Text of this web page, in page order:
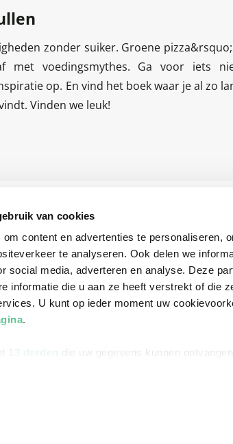
van cookies
content en advertenties te personaliseren,
te analyseren. Ook delen we
social media, adverteren en analyse. Deze
informatie die u aan ze heeft verstrekt of die
U kunt op ieder moment uw
.
13 derden die uw gegevens kunnen
zonder suiker. Groene
met voedingsmythes. Ga voor iets
op. En vind het boek waar je al zo
Vinden we leuk!